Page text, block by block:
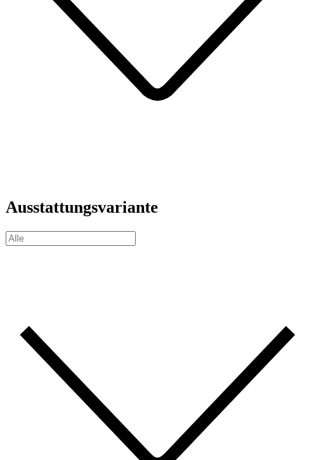
Ausstattungsvariante